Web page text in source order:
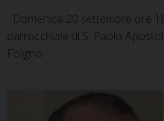
Domenica 20 settembre ore
parrocchiale di S. Paolo
Foligno.